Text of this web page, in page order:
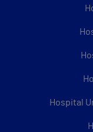
Hospital